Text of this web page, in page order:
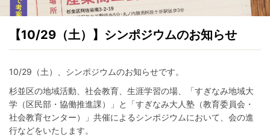
【10/29（土）】シンポジウムのお知らせ
10/29（土）、シンポジウムのお知らせです。
杉並区の地域活動、社会教育、生涯学習の場、「すぎなみ地域大
学（区民部・協働推進課）」と「すぎなみ大人塾（教育委員会・
社会教育センター）」共催によるシンポジウムにおいて、会の進
行などをいたします。